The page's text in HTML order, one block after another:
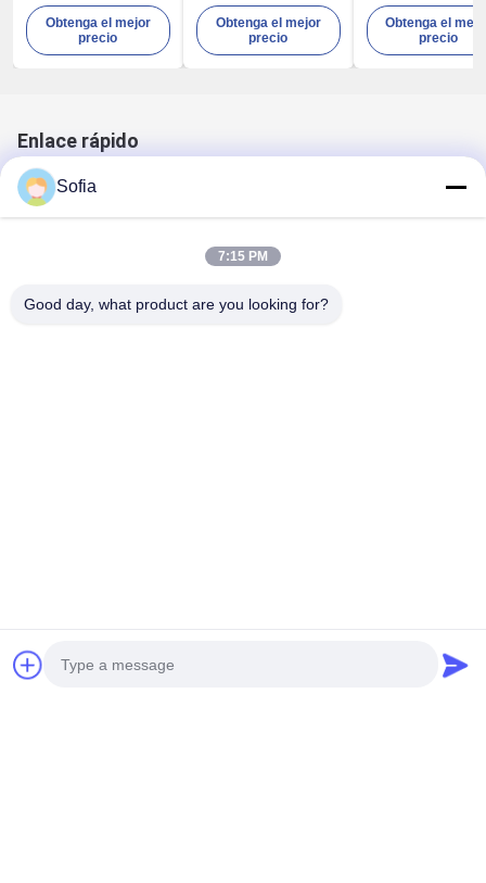
100LPM 80W de la
partícula de la
calidad del aire de la
Obtenga el mejor
precio
de la partícula de
aire de los canales
con construido en
Obtenga el mejor
precio
la pantalla
táctil 25um
industria
Obtenga el
precio
Enlace rápido
Hogar SOBRE LOS E.E.U.U.
Sofia
7:15 PM
Good day, what product are you looking for?